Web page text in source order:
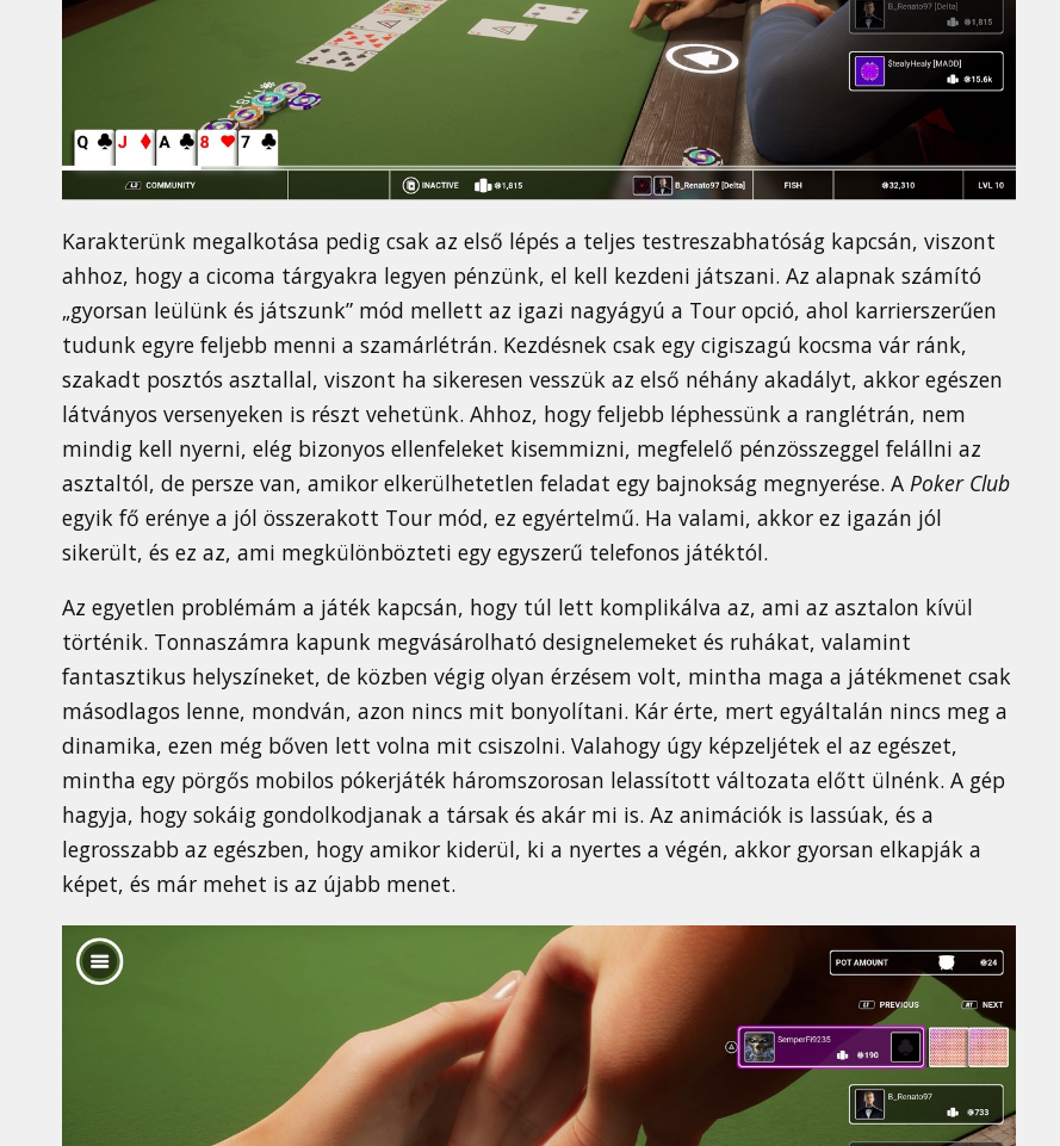
Karakterünk megalkotása pedig csak az első lépés a teljes testreszabhatóság kapcsán, viszont
ahhoz, hogy a cicoma tárgyakra legyen pénzünk, el kell kezdeni játszani. Az alapnak számító
„gyorsan leülünk és játszunk” mód mellett az igazi nagyágyú a Tour opció, ahol karrierszerűen
tudunk egyre feljebb menni a szamárlétrán. Kezdésnek csak egy cigiszagú kocsma vár ránk,
szakadt posztós asztallal, viszont ha sikeresen vesszük az első néhány akadályt, akkor egészen
látványos versenyeken is részt vehetünk. Ahhoz, hogy feljebb léphessünk a ranglétrán, nem
mindig kell nyerni, elég bizonyos ellenfeleket kisemmizni, megfelelő pénzösszeggel felállni az
asztaltól, de persze van, amikor elkerülhetetlen feladat egy bajnokság megnyerése. A Poker Club
egyik fő erénye a jól összerakott Tour mód, ez egyértelmű. Ha valami, akkor ez igazán jól
sikerült, és ez az, ami megkülönbözteti egy egyszerű telefonos játéktól.
Az egyetlen problémám a játék kapcsán, hogy túl lett komplikálva az, ami az asztalon kívül
történik. Tonnaszámra kapunk megvásárolható designelemeket és ruhákat, valamint
fantasztikus helyszíneket, de közben végig olyan érzésem volt, mintha maga a játékmenet csak
másodlagos lenne, mondván, azon nincs mit bonyolítani. Kár érte, mert egyáltalán nincs meg a
dinamika, ezen még bőven lett volna mit csiszolni. Valahogy úgy képzeljétek el az egészet,
mintha egy pörgős mobilos pókerjáték háromszorosan lelassított változata előtt ülnénk. A gép
hagyja, hogy sokáig gondolkodjanak a társak és akár mi is. Az animációk is lassúak, és a
legrosszabb az egészben, hogy amikor kiderül, ki a nyertes a végén, akkor gyorsan elkapják a
képet, és már mehet is az újabb menet.